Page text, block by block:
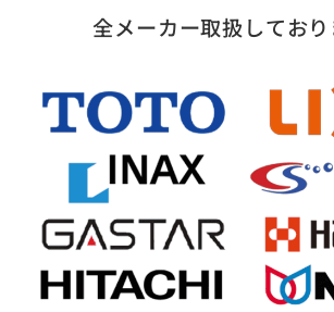
全メーカー取扱しており